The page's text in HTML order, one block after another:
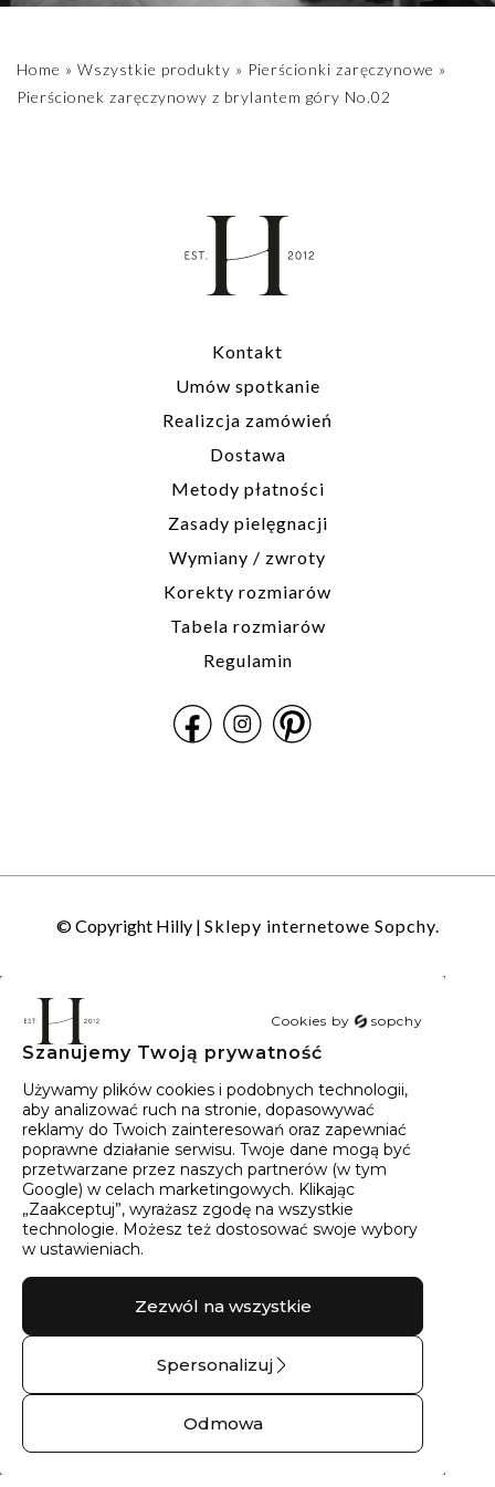
indywidualnych
prosimy o kontakt
biuro@hillystore.com
Home » Wszystkie produkty » Pierścionki zaręczynowe »
Pierścionek zaręczynowy z brylantem góry No.02
Kontakt
Umów spotkanie
Realizcja zamówień
Dostawa
Metody płatności
Zasady pielęgnacji
Wymiany / zwroty
Korekty rozmiarów
Tabela rozmiarów
Regulamin
© Copyright Hilly | Sklepy internetowe Sopchy.
Cookies by sopchy
Szanujemy Twoją prywatność
Używamy plików cookies i podobnych technologii,
aby analizować ruch na stronie, dopasowywać
reklamy do Twoich zainteresowań oraz zapewniać
poprawne działanie serwisu. Twoje dane mogą być
przetwarzane przez naszych partnerów (w tym
Google) w celach marketingowych. Klikając
„Zaakceptuj”, wyrażasz zgodę na wszystkie
technologie. Możesz też dostosować swoje wybory
w ustawieniach.
Odmowa
Spersonalizuj
Zezwól na wszystkie
40wyników Sortowanie:Trafność
Bransoletka złota na
Pierścionek srebrny z